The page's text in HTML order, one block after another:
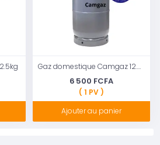
Gaz domestique Camgaz 12.5kg
6 500 FCFA
( 1 PV )
Ajouter au panier